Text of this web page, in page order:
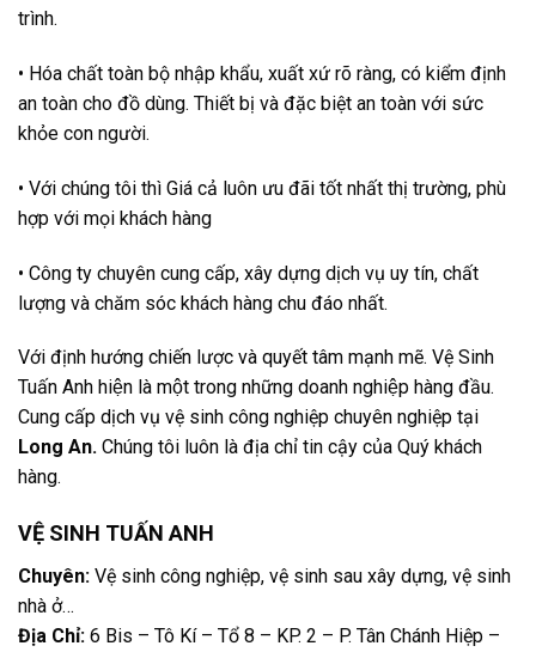
trình.
• Hóa chất toàn bộ nhập khẩu, xuất xứ rõ ràng, có kiểm định
an toàn cho đồ dùng. Thiết bị và đặc biệt an toàn với sức
khỏe con người.
• Với chúng tôi thì Giá cả luôn ưu đãi tốt nhất thị trường, phù
hợp với mọi khách hàng
• Công ty chuyên cung cấp, xây dựng dịch vụ uy tín, chất
lượng và chăm sóc khách hàng chu đáo nhất.
Với định hướng chiến lược và quyết tâm mạnh mẽ. Vệ Sinh
Tuấn Anh hiện là một trong những doanh nghiệp hàng đầu.
Cung cấp dịch vụ vệ sinh công nghiệp chuyên nghiệp tại
Long An. Chúng tôi luôn là địa chỉ tin cậy của Quý khách
hàng.
VỆ SINH TUẤN ANH
Chuyên: Vệ sinh công nghiệp, vệ sinh sau xây dựng, vệ sinh
nhà ở…
Địa Chỉ: 6 Bis – Tô Kí – Tổ 8 – KP. 2 – P. Tân Chánh Hiệp –